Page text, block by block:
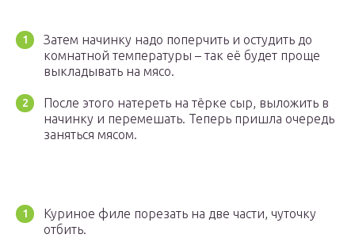
Затем начинку надо поперчить и остудить до
комнатной температуры – так её будет проще
выкладывать на мясо.
После этого натереть на тёрке сыр, выложить в
начинку и перемешать. Теперь пришла очередь
заняться мясом.
Куриное филе порезать на две части, чуточку
отбить.